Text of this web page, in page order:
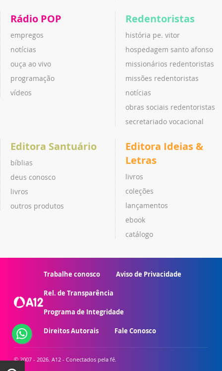
Rádio POP
empregos
notícias
ouça ao vivo
programação
vídeos
Redentoristas
história pe. vitor
hospedagem santo afonso
missionários redentoristas
missões redentoristas
notícias
obras sociais redentoristas
secretariado vocacional
Editora Santuário
bíblias
deus conosco
livros
outros produtos
Editora Ideias &
Letras
livros
coleções
lançamentos
ebook
catálogo
Trabalhe conosco Aviso de Privacidade
Rel. de Transparência
Programa de Integridade
Direitos Autorais Fale Conosco
© 2007 - 2026. A12 - Conectados pela fé.